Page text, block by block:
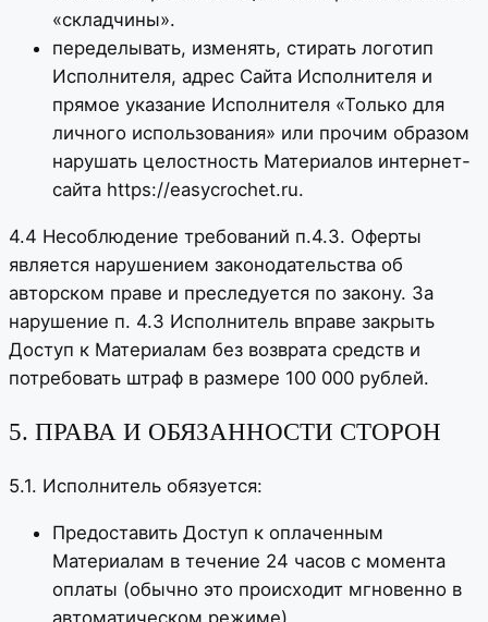
«складчины».
переделывать, изменять, стирать логотип
Исполнителя, адрес Сайта Исполнителя и
прямое указание Исполнителя «Только для
личного использования» или прочим образом
нарушать целостность Материалов интернет-
сайта https://easycrochet.ru.
4.4 Несоблюдение требований п.4.3. Оферты
является нарушением законодательства об
авторском праве и преследуется по закону. За
нарушение п. 4.3 Исполнитель вправе закрыть
Доступ к Материалам без возврата средств и
потребовать штраф в размере 100 000 рублей.
5. ПРАВА И ОБЯЗАННОСТИ СТОРОН
5.1. Исполнитель обязуется:
Предоставить Доступ к оплаченным
Материалам в течение 24 часов с момента
оплаты (обычно это происходит мгновенно в